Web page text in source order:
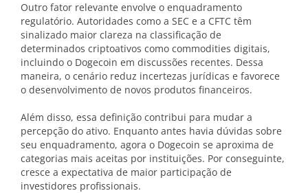
Outro fator relevante envolve o enquadramento
regulatório. Autoridades como a SEC e a CFTC têm
sinalizado maior clareza na classificação de
determinados criptoativos como commodities digitais,
incluindo o Dogecoin em discussões recentes. Dessa
maneira, o cenário reduz incertezas jurídicas e favorece
o desenvolvimento de novos produtos financeiros.
Além disso, essa definição contribui para mudar a
percepção do ativo. Enquanto antes havia dúvidas sobre
seu enquadramento, agora o Dogecoin se aproxima de
categorias mais aceitas por instituições. Por conseguinte,
cresce a expectativa de maior participação de
investidores profissionais.